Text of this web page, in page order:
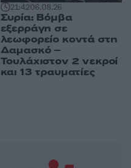
21:4206.08.26
Συρία: Βόμβα
εξερράγη σε
λεωφορείο κοντά στη
Δαμασκό –
Τουλάχιστον 2 νεκροί
και 13 τραυματίες